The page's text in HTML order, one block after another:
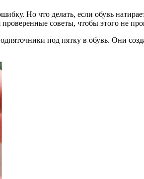
Но что делать, если обувь
советы, чтобы этого не
под пятку в обувь. Они